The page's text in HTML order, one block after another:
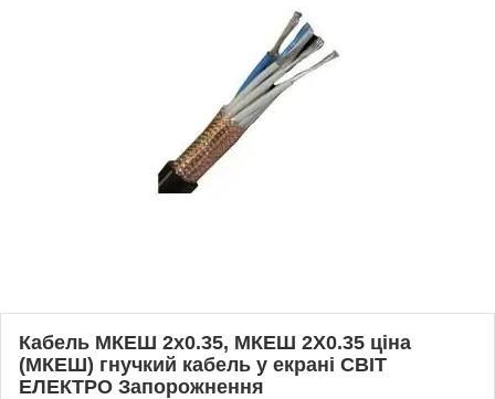
Кабель МКЕШ 2х0.35, МКЕШ 2Х0.35 ціна
(МКЕШ) гнучкий кабель у екрані СВІТ
ЕЛЕКТРО Запорожнення